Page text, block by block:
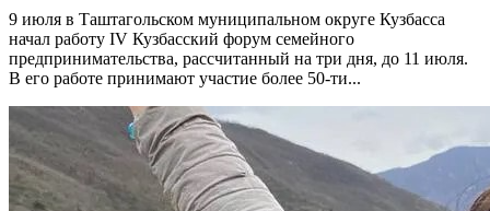
9 июля в Таштагольском муниципальном округе Кузбасса
начал работу IV Кузбасский форум семейного
предпринимательства, рассчитанный на три дня, до 11 июля.
В его работе принимают участие более 50-ти...